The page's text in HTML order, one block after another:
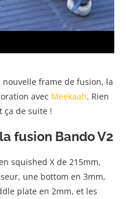
nouvelle frame de fusion, la
avec Meekaah. Rien
ça de suite !
fusion Bando V2
squished X de 215mm,
une bottom en 3mm,
plate en 2mm, et les